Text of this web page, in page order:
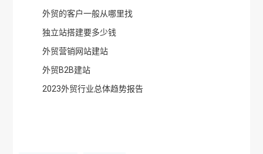
外贸的客户一般从哪里找
独立站搭建要多少钱
外贸营销网站建站
外贸B2B建站
2023外贸行业总体趋势报告